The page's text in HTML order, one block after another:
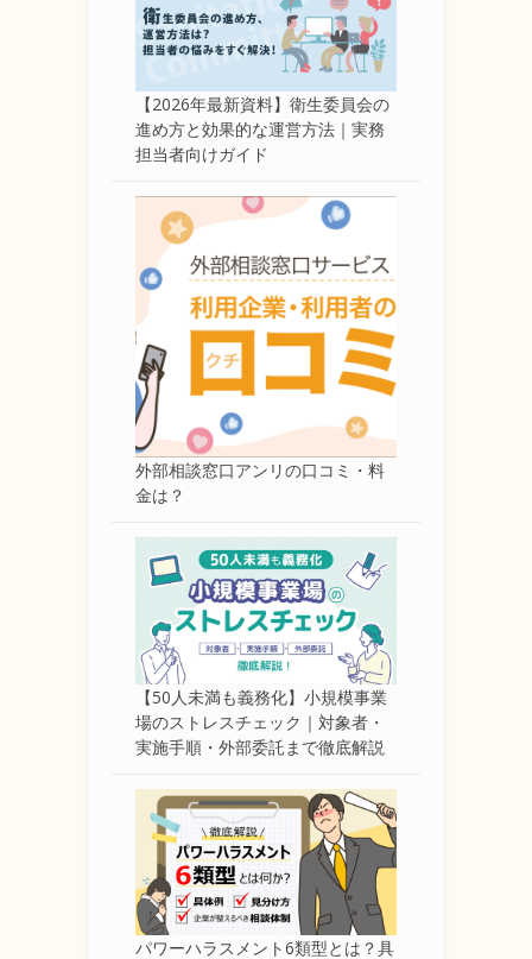
【2026年最新資料】衛生委員会の
進め方と効果的な運営方法｜実務
担当者向けガイド
外部相談窓口アンリの口コミ・料
金は？
【50人未満も義務化】小規模事業
場のストレスチェック｜対象者・
実施手順・外部委託まで徹底解説
パワーハラスメント6類型とは？具